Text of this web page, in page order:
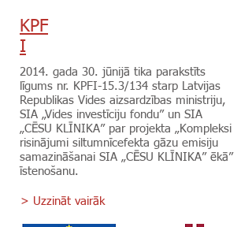
KPF
I
2014. gada 30. jūnijā tika parakstīts
līgums nr. KPFI-15.3/134 starp Latvijas
Republikas Vides aizsardzības ministriju,
SIA „Vides investīciju fondu” un SIA
„CĒSU KLĪNIKA” par projekta „Kompleksi
risinājumi siltumnīcefekta gāzu emisiju
samazināšanai SIA „CĒSU KLĪNIKA” ēkā”
īstenošanu.
> Uzzināt vairāk